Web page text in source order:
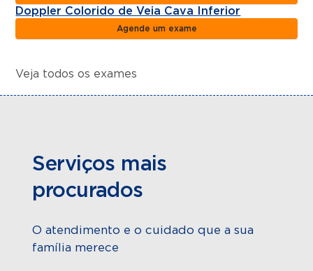
Doppler Colorido de Veia Cava Inferior
Agende um exame
Veja todos os exames
Serviços mais
procurados
O atendimento e o cuidado que a sua
família merece